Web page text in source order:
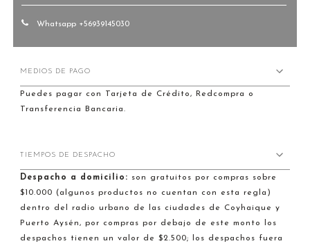
Whatsapp +56939145030
MEDIOS DE PAGO
Puedes pagar con Tarjeta de Crédito, Redcompra o
Transferencia Bancaria.
TIEMPOS DE DESPACHO
Despacho a domicilio: son gratuitos por compras sobre
$10.000 (algunos productos no cuentan con esta regla)
dentro del radio urbano de las ciudades de Coyhaique y
Puerto Aysén, por compras por debajo de este monto los
despachos tienen un valor de $2.500; los despachos fuera